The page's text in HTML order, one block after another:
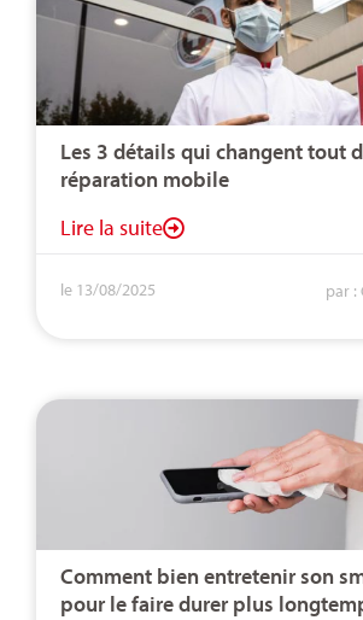
Les 3 détails qui changent tout
réparation mobile
Lire la suite
le 13/08/2025 par :
Comment bien entretenir son
pour le faire durer plus